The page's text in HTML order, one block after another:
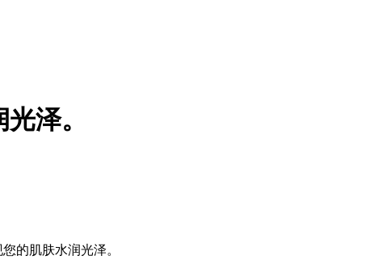
泽。
的肌肤水润光泽。